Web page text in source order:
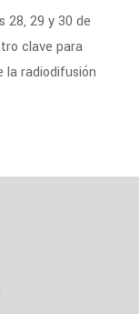
28, 29 y 30 de
clave para
la radiodifusión